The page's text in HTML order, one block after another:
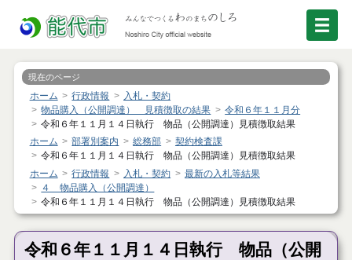
現在のページ
ホーム 行政情報
入札・契約
物品購入（公開調達） 見積徴取の結果
令和６年１１月分
令和６年１１月１４日執行 物品（公開調達）見積徴取結果
ホーム
部署別案内 総務部
契約検査課
令和６年１１月１４日執行 物品（公開調達）見積徴取結果
ホーム
行政情報 入札・契約
最新の入札等結果
４ 物品購入（公開調達）
令和６年１１月１４日執行 物品（公開調達）見積徴取結果
令和６年１１月１４日執行 物品（公開